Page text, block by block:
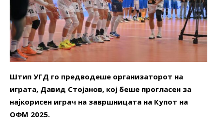
Штип УГД го предводеше организаторот на
играта, Давид Стојанов, кој беше прогласен за
најкорисен играч на завршницата на Купот на
ОФМ 2025.